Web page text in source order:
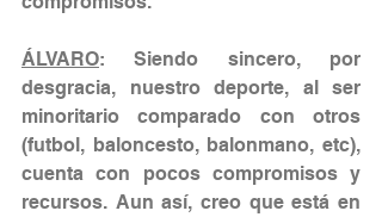
ÁLVARO: Siendo sincero, por
desgracia, nuestro deporte, al ser
minoritario comparado con otros
(futbol, baloncesto, balonmano, etc),
cuenta con pocos compromisos y
recursos. Aun así, creo que está en